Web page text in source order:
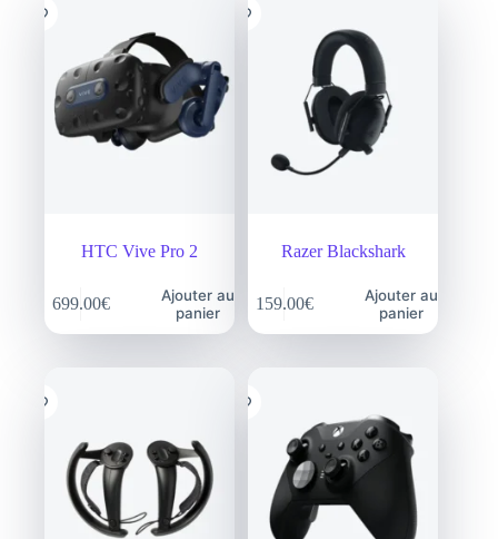
HTC Vive Pro 2
699.00€
Ajouter au
panier
Razer Blackshark
159.00€
Ajouter au
panier